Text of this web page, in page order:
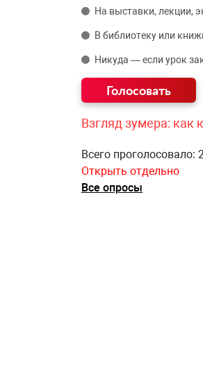
На выставки, лекции,
В библиотеку или
Никуда — если урок
Взгляд зумера: как
Всего проголосовало:
Открыть отдельно
Все опросы